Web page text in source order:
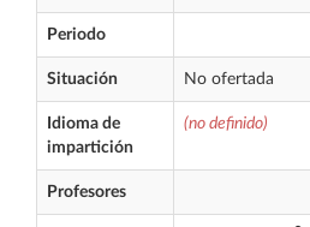
Periodo
Situación No ofertada
Idioma de
impartición
(no definido)
Profesores